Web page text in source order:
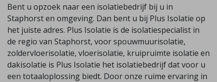
Bent u opzoek naar een isolatiebedrijf bij u in
Staphorst en omgeving. Dan bent u bij Plus Isolatie op
het juiste adres. Plus Isolatie is de isolatiespecialist in
de regio van Staphorst, voor spouwmuurisolatie,
zoldervloerisolatie, vloerisolatie, kruipruimte isolatie en
dakisolatie is Plus Isolatie het isolatiebedrijf dat voor u
een totaaloplossing biedt. Door onze ruime ervaring in